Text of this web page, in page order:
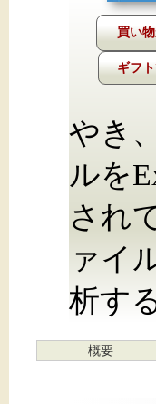
ギフ
やき
ルを
され
ァイ
析す
概要